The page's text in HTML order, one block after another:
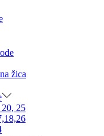
žica
25